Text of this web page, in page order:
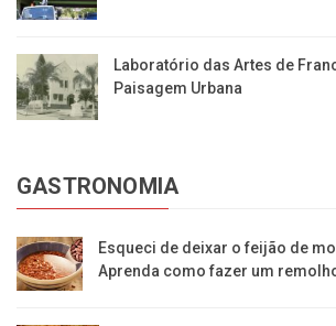
Laboratório das Artes de
Paisagem Urbana
GASTRONOMIA
Esqueci de deixar o feijão de
Aprenda como fazer um